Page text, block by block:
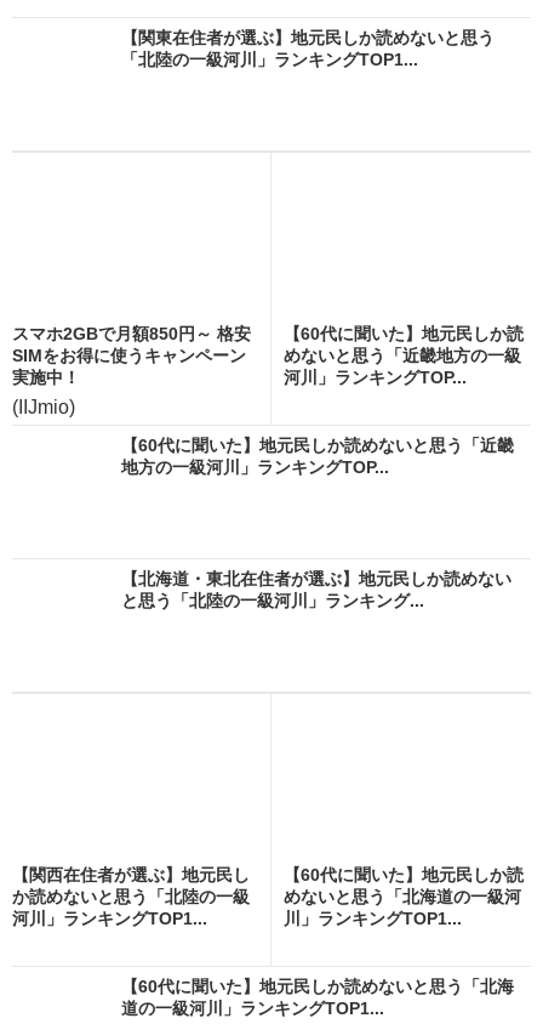
【関東在住者が選ぶ】地元民しか読めないと思う
「北陸の一級河川」ランキングTOP1...
スマホ2GBで月額850円～ 格安
SIMをお得に使うキャンペーン
実施中！
(IIJmio)
【60代に聞いた】地元民しか読
めないと思う「近畿地方の一級
河川」ランキングTOP...
【60代に聞いた】地元民しか読めないと思う「近畿
地方の一級河川」ランキングTOP...
【北海道・東北在住者が選ぶ】地元民しか読めない
と思う「北陸の一級河川」ランキング...
【関西在住者が選ぶ】地元民し
か読めないと思う「北陸の一級
河川」ランキングTOP1...
【60代に聞いた】地元民しか読
めないと思う「北海道の一級河
川」ランキングTOP1...
【60代に聞いた】地元民しか読めないと思う「北海
道の一級河川」ランキングTOP1...